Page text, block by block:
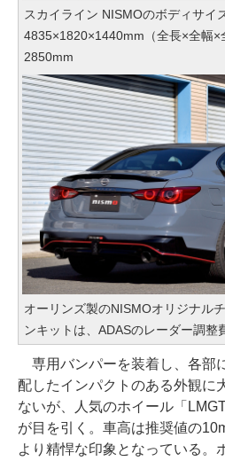
スカイライン NISMOのボディサイ
4835×1820×1440mm（全長×全幅×
2850mm
オーリンズ製のNISMOオリジナル
ンキットは、ADASのレーダー調整
専用バンパーを装着し、各部
配したインパクトのある外観に
ないが、人気のホイール「
が目を引く。車高は推奨値の
より精悍な印象となっている。